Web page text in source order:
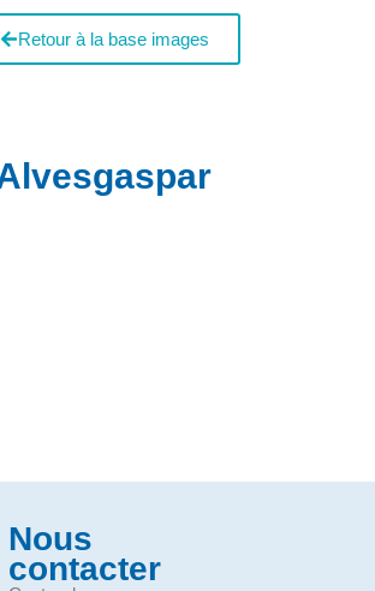
Retour à la base images
Nous
contacter